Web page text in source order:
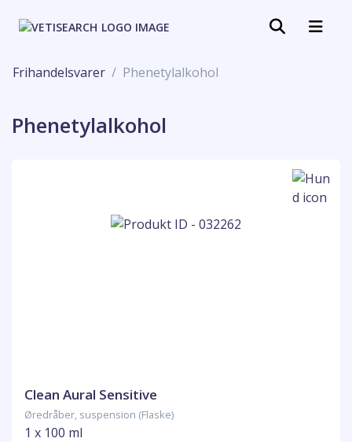
Frihandelsvarer Phenetylalkohol
Phenetylalkohol
Clean Aural Sensitive
Øredråber, suspension (Flaske)
1 x 100 ml